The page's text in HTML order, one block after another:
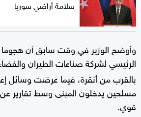
سلامة أراضي سوريا
وأوضح الوزير في وقت سابق أن هجوما
الرئيسي لشركة صناعات الطيران
بالقرب من أنقرة، فيما عرضت وسائل
مسلحين يدخلون المبنى وسط تقارير عن
قوي.